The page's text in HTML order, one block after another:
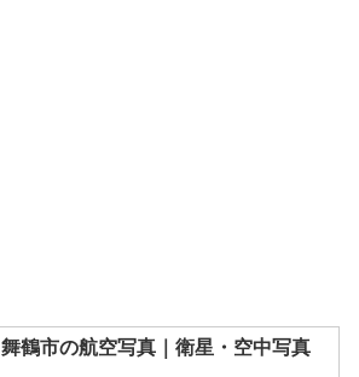
舞鶴市の航空写真｜衛星・空中写真